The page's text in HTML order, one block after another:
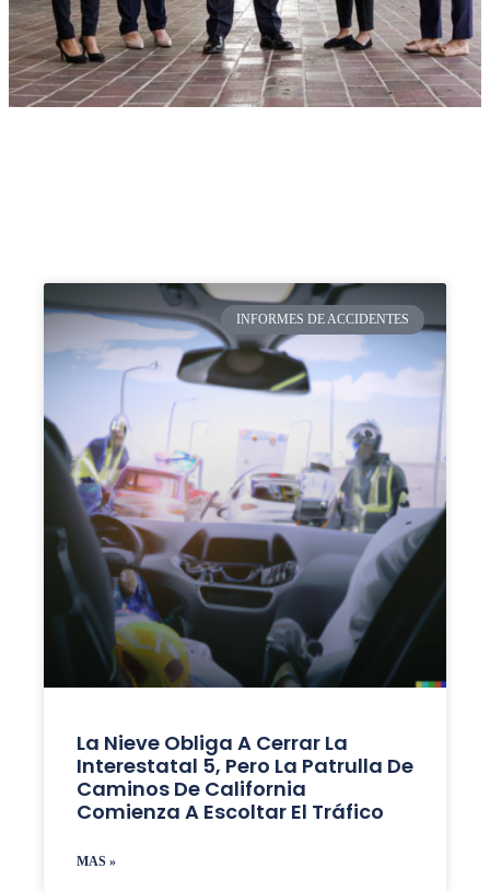
INFORMES DE ACCIDENTES
La Nieve Obliga A Cerrar La
Interestatal 5, Pero La Patrulla De
Caminos De California
Comienza A Escoltar El Tráfico
MAS »